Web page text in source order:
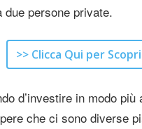
persone private.
>> Clicca Qui per
d’investire in modo
che ci sono diverse